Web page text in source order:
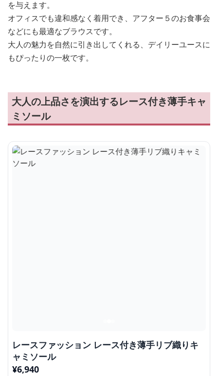
を与えます。
オフィスでも違和感なく着用でき、アフター５のお食事会
などにも最適なブラウスです。
大人の魅力を自然に引き出してくれる、デイリーユースに
もぴったりの一枚です。
大人の上品さを演出するレース付き薄手キャ
ミソール
レースファッション レース付き薄手リブ織りキ
ャミソール
¥6,940